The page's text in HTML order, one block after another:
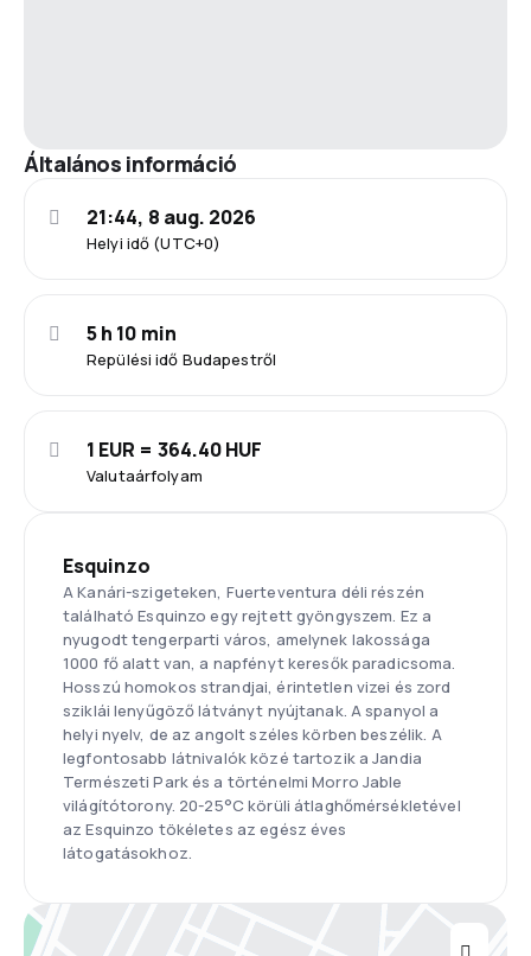
Általános információ
Helyi idő (UTC+0)
21:44, 8 aug. 2026
Repülési idő Budapestről
5 h 10 min
Valutaárfolyam
1 EUR = 364.40 HUF
Esquinzo
A Kanári-szigeteken, Fuerteventura déli részén
található Esquinzo egy rejtett gyöngyszem. Ez a
nyugodt tengerparti város, amelynek lakossága
1000 fő alatt van, a napfényt keresők paradicsoma.
Hosszú homokos strandjai, érintetlen vizei és zord
sziklái lenyűgöző látványt nyújtanak. A spanyol a
helyi nyelv, de az angolt széles körben beszélik. A
legfontosabb látnivalók közé tartozik a Jandia
Természeti Park és a történelmi Morro Jable
világítótorony. 20-25°C körüli átlaghőmérsékletével
az Esquinzo tökéletes az egész éves
látogatásokhoz.